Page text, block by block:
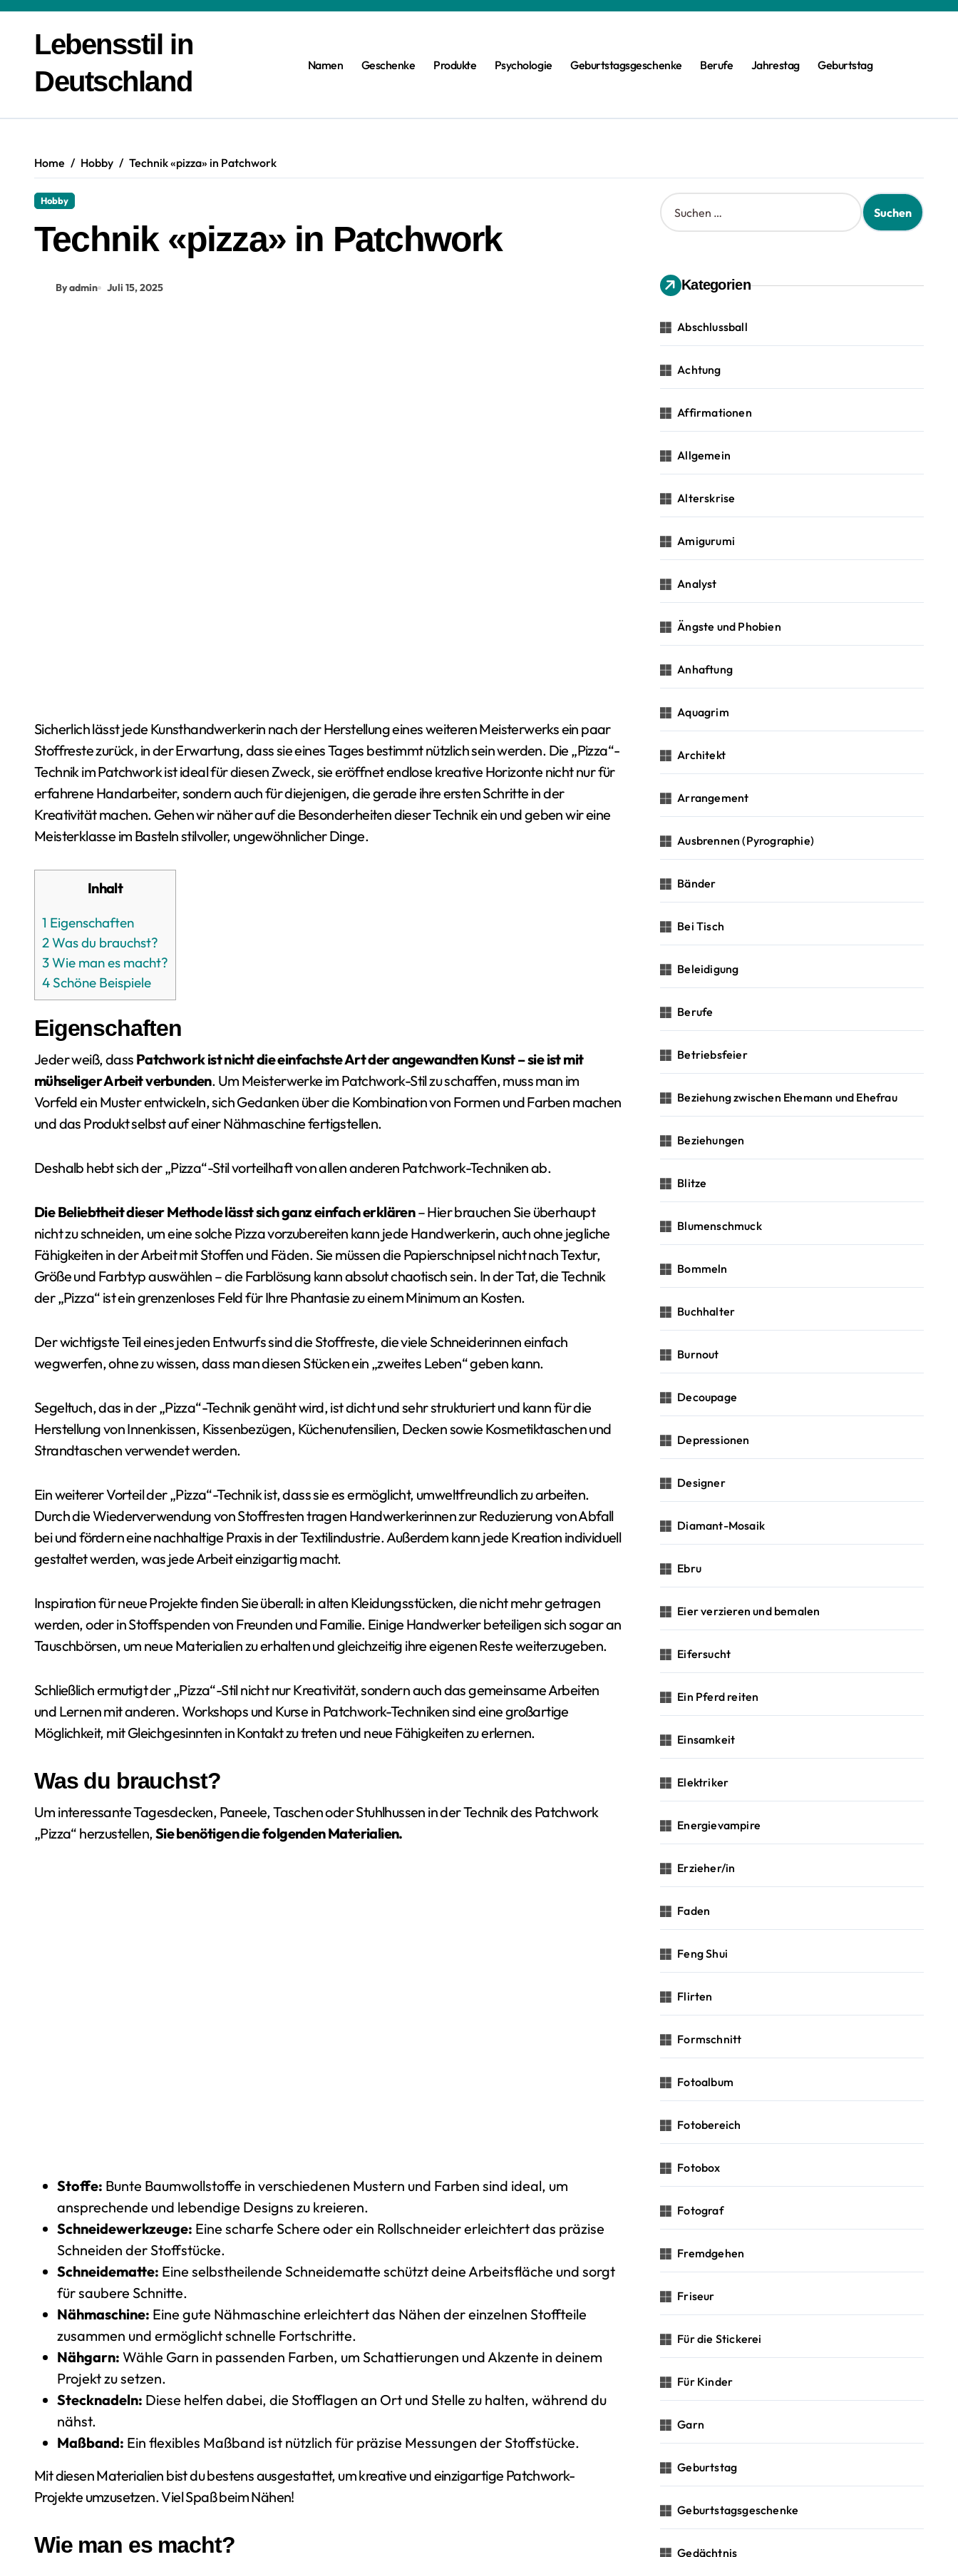
springenLebensstil in
Deutschland
Namen Geschenke Produkte Psychologie Geburtstagsgeschenke Berufe Jahrestag Geburtstag
Home Hobby Technik «pizza» in Patchwork
Hobby
Technik «pizza» in Patchwork
By admin Juli 15, 2025
Sicherlich lässt jede Kunsthandwerkerin nach der Herstellung eines weiteren Meisterwerks ein paar
Stoffreste zurück, in der Erwartung, dass sie eines Tages bestimmt nützlich sein werden. Die „Pizza“-
Technik im Patchwork ist ideal für diesen Zweck, sie eröffnet endlose kreative Horizonte nicht nur für
erfahrene Handarbeiter, sondern auch für diejenigen, die gerade ihre ersten Schritte in der
Kreativität machen. Gehen wir näher auf die Besonderheiten dieser Technik ein und geben wir eine
Meisterklasse im Basteln stilvoller, ungewöhnlicher Dinge.
Inhalt
1 Eigenschaften
2Was du brauchst?
3Wie man es macht?
4 Schöne Beispiele
Eigenschaften
Jeder weiß, dass Patchwork ist nicht die einfachste Art der angewandten Kunst – sie ist mit
mühseliger Arbeit verbunden. Um Meisterwerke im Patchwork-Stil zu schaffen, muss man im
Vorfeld ein Muster entwickeln, sich Gedanken über die Kombination von Formen und Farben machen
und das Produkt selbst auf einer Nähmaschine fertigstellen.
Deshalb hebt sich der „Pizza“-Stil vorteilhaft von allen anderen Patchwork-Techniken ab.
Die Beliebtheit dieser Methode lässt sich ganz einfach erklären– Hier brauchen Sie überhaupt
nicht zu schneiden, um eine solche Pizza vorzubereiten kann jede Handwerkerin, auch ohne jegliche
Fähigkeiten in der Arbeit mit Stoffen und Fäden. Sie müssen die Papierschnipsel nicht nach Textur,
Größe und Farbtyp auswählen – die Farblösung kann absolut chaotisch sein. In der Tat, die Technik
der „Pizza“ ist ein grenzenloses Feld für Ihre Phantasie zu einem Minimum an Kosten.
Der wichtigste Teil eines jeden Entwurfs sind die Stoffreste, die viele Schneiderinnen einfach
wegwerfen, ohne zu wissen, dass man diesen Stücken ein „zweites Leben“ geben kann.
Segeltuch, das in der „Pizza“-Technik genäht wird, ist dicht und sehr strukturiert und kann für die
Herstellung von Innenkissen, Kissenbezügen, Küchenutensilien, Decken sowie Kosmetiktaschen und
Strandtaschen verwendet werden.
Ein weiterer Vorteil der „Pizza“-Technik ist, dass sie es ermöglicht, umweltfreundlich zu arbeiten.
Durch die Wiederverwendung von Stoffresten tragen Handwerkerinnen zur Reduzierung von Abfall
bei und fördern eine nachhaltige Praxis in der Textilindustrie. Außerdem kann jede Kreation individuell
gestaltet werden, was jede Arbeit einzigartig macht.
Inspiration für neue Projekte finden Sie überall: in alten Kleidungsstücken, die nicht mehr getragen
werden, oder in Stoffspenden von Freunden und Familie. Einige Handwerker beteiligen sich sogar an
Tauschbörsen, um neue Materialien zu erhalten und gleichzeitig ihre eigenen Reste weiterzugeben.
Schließlich ermutigt der „Pizza“-Stil nicht nur Kreativität, sondern auch das gemeinsame Arbeiten
und Lernen mit anderen. Workshops und Kurse in Patchwork-Techniken sind eine großartige
Möglichkeit, mit Gleichgesinnten in Kontakt zu treten und neue Fähigkeiten zu erlernen.
Was du brauchst?
Um interessante Tagesdecken, Paneele, Taschen oder Stuhlhussen in der Technik des Patchwork
„Pizza“ herzustellen,Sie benötigen die folgenden Materialien.
Stoffe: Bunte Baumwollstoffe in verschiedenen Mustern und Farben sind ideal, um
ansprechende und lebendige Designs zu kreieren.
Schneidewerkzeuge: Eine scharfe Schere oder ein Rollschneider erleichtert das präzise
Schneiden der Stoffstücke.
Schneidematte: Eine selbstheilende Schneidematte schützt deine Arbeitsfläche und sorgt
für saubere Schnitte.
Nähmaschine: Eine gute Nähmaschine erleichtert das Nähen der einzelnen Stoffteile
zusammen und ermöglicht schnelle Fortschritte.
Nähgarn: Wähle Garn in passenden Farben, um Schattierungen und Akzente in deinem
Projekt zu setzen.
Stecknadeln: Diese helfen dabei, die Stofflagen an Ort und Stelle zu halten, während du
nähst.
Maßband: Ein flexibles Maßband ist nützlich für präzise Messungen der Stoffstücke.
Mit diesen Materialien bist du bestens ausgestattet, um kreative und einzigartige Patchwork-
Projekte umzusetzen. Viel Spaß beim Nähen!
Wie man es macht?
S
u
n
n
c
Kategorien
Abschlussball
Achtung
Affirmationen
Allgemein
Alterskrise
Amigurumi
Analyst
Ängste und Phobien
Anhaftung
Aquagrim
Architekt
Arrangement
Ausbrennen (Pyrographie)
Bänder
Bei Tisch
Beleidigung
Berufe
Betriebsfeier
Beziehung zwischen Ehemann und Ehefrau
Beziehungen
Blitze
Blumenschmuck
Bommeln
Buchhalter
Burnout
Decoupage
Depressionen
Designer
Diamant-Mosaik
Ebru
Eier verzieren und bemalen
Eifersucht
Ein Pferd reiten
Einsamkeit
Elektriker
Energievampire
Erzieher/in
Faden
Feng Shui
Flirten
Formschnitt
Fotoalbum
Fotobereich
Fotobox
Fotograf
Fremdgehen
Friseur
Für die Stickerei
Für Kinder
Garn
Geburtstag
Geburtstagsgeschenke
Gedächtnis